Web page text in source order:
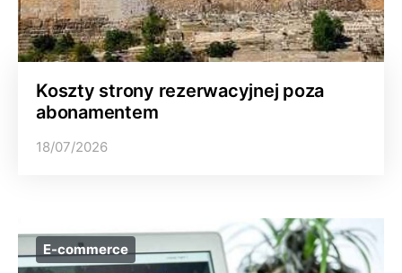
Koszty strony rezerwacyjnej poza
abonamentem
18/07/2026
E-commerce